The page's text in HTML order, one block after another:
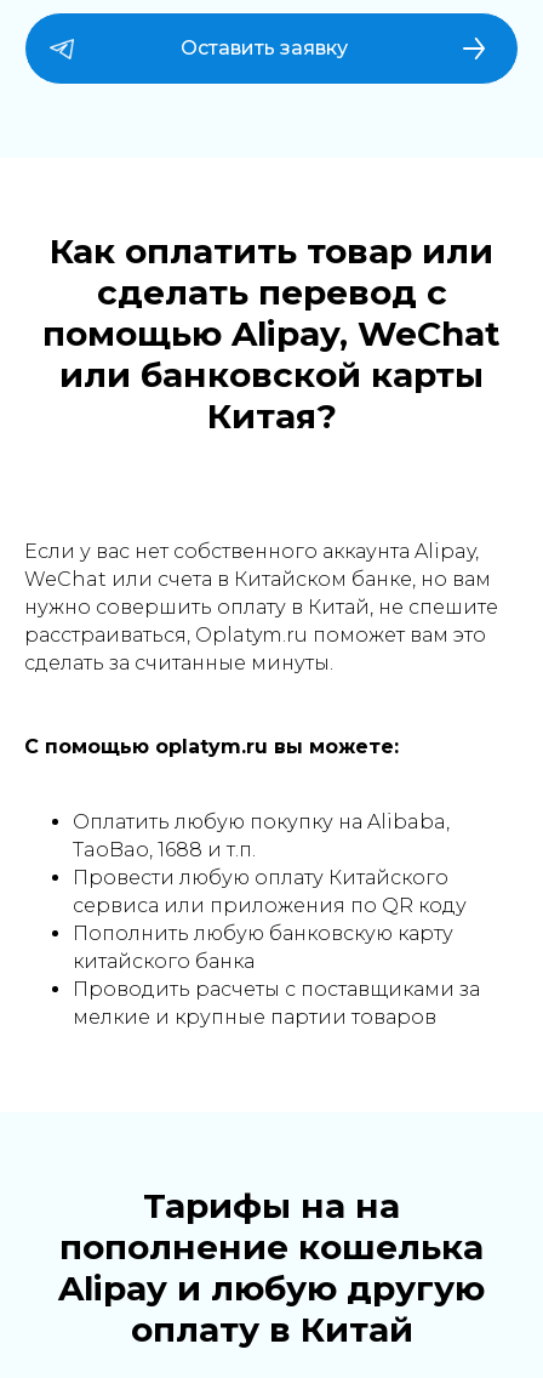
Оставить заявку
Как оплатить товар или
сделать перевод с
помощью Alipay, WeChat
или банковской карты
Китая?
Если у вас нет собственного аккаунта Alipay,
WeChat или счета в Китайском банке, но вам
нужно совершить оплату в Китай, не спешите
расстраиваться, Oplatym.ru поможет вам это
сделать за считанные минуты.
С помощью oplatym.ru вы можете:
Оплатить любую покупку на Alibaba,
TaoBao, 1688 и т.п.
Провести любую оплату Китайского
сервиса или приложения по QR коду
Пополнить любую банковскую карту
китайского банка
Проводить расчеты с поставщиками за
мелкие и крупные партии товаров
Тарифы на на
пополнение кошелька
Alipay и любую другую
оплату в Китай